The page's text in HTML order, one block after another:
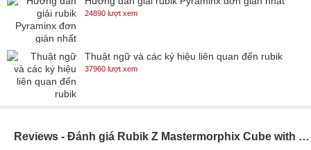
24890 lượt xem
Thuật ngữ và các ký hiệu liên quan đến rubik
37960 lượt xem
Reviews - Đánh giá Rubik Z Mastermorphix Cube with Carbon Fibre stickers(SP000348)